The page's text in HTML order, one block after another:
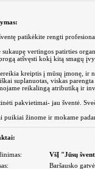
patikėkite rengti
sukaupę vertingos patirties
atšvęsti kokį kitą smagų
kreiptis į mūsų įmonę, ir
suplanuotas, viskas
reikalingą atributiką ir
pakvietimai- jau šventė.
puikiai žinome ir mokame
VšĮ "Jūsų
Baršausko